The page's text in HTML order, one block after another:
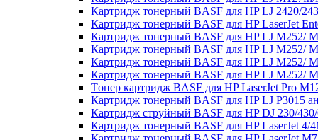
Картридж тонерный BASF для HP LJ 2420/
Картридж тонерный BASF для HP LaserJet
Картридж тонерный BASF для HP LJ M252/
Картридж тонерный BASF для HP LJ M252/
Картридж тонерный BASF для HP LJ M252/
Картридж тонерный BASF для HP LJ M252/
Tонер картридж BASF для HP LaserJet Pro
Картридж тонерный BASF для HP LJ P3015
Картридж струйный BASF для HP DJ 230/
Картридж тонерный BASF для HP LaserJet 4/